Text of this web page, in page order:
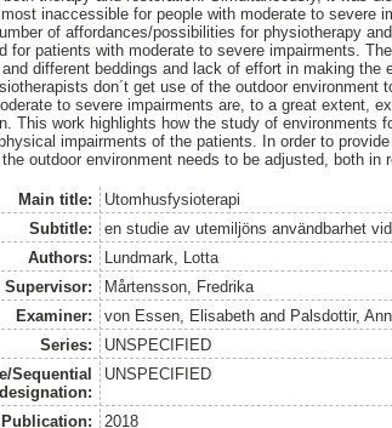
inaccessible for people with moderate to severe
of affordances/possibilities for physiotherapy
for patients with moderate to severe impairments.
different beddings and lack of effort in making
don´t get use of the outdoor
to severe impairments are, to a great extent,
This work highlights how the study of environments
impairments of the patients. In order to
outdoor environment needs to be adjusted, both in
Main title:
Utomhusfysioterapi
Subtitle:
en studie av utemiljöns användbarhet
Authors:
Lundmark, Lotta
Supervisor:
Mårtensson, Fredrika
Examiner:
von Essen, Elisabethand Palsdottir,
Series:
UNSPECIFIED
Sequential
designation:
UNSPECIFIED
2018